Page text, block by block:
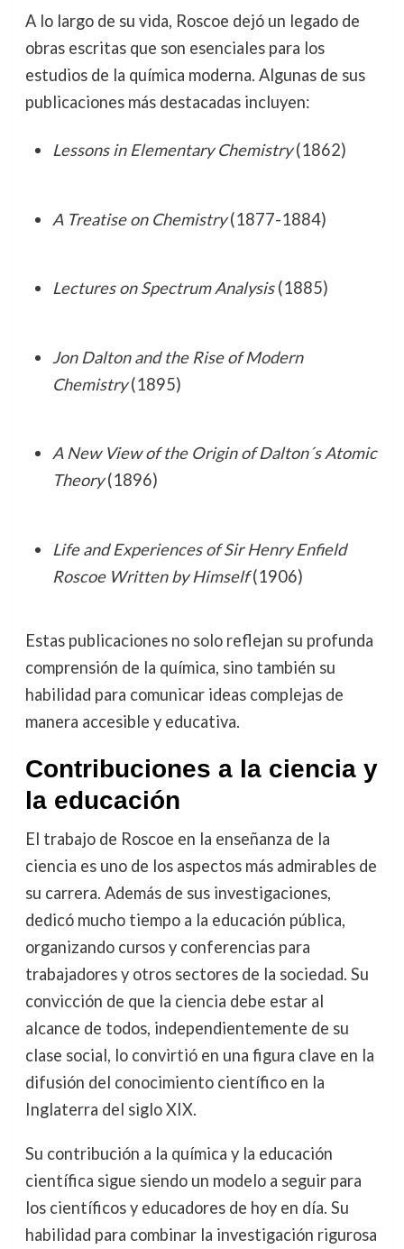
A lo largo de su vida, Roscoe dejó un legado de
obras escritas que son esenciales para los
estudios de la química moderna. Algunas de sus
publicaciones más destacadas incluyen:
Lessons in Elementary Chemistry(1862)
A Treatise on Chemistry(1877-1884)
Lectures on Spectrum Analysis(1885)
Jon Dalton and the Rise of Modern
Chemistry(1895)
A New View of the Origin of Dalton´s Atomic
Theory(1896)
Life and Experiences of Sir Henry Enfield
Roscoe Written by Himself(1906)
Estas publicaciones no solo reflejan su profunda
comprensión de la química, sino también su
habilidad para comunicar ideas complejas de
manera accesible y educativa.
Contribuciones a la ciencia y
la educación
El trabajo de Roscoe en la enseñanza de la
ciencia es uno de los aspectos más admirables de
su carrera. Además de sus investigaciones,
dedicó mucho tiempo a la educación pública,
organizando cursos y conferencias para
trabajadores y otros sectores de la sociedad. Su
convicción de que la ciencia debe estar al
alcance de todos, independientemente de su
clase social, lo convirtió en una figura clave en la
difusión del conocimiento científico en la
Inglaterra del siglo XIX.
Su contribución a la química y la educación
científica sigue siendo un modelo a seguir para
los científicos y educadores de hoy en día. Su
habilidad para combinar la investigación rigurosa